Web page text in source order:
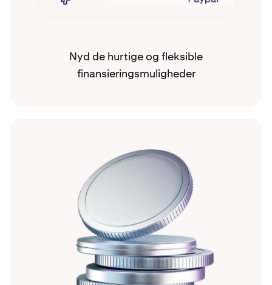
Nyd de hurtige og fleksible
finansieringsmuligheder